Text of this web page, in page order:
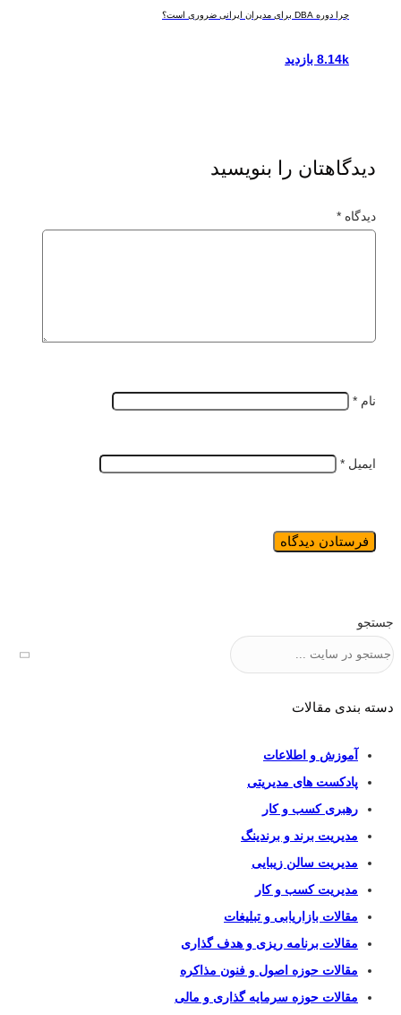
چرا دوره DBA برای مدیران ایرانی ضروری است؟
8.14k بازدید
دیدگاهتان را بنویسید
دیدگاه *
نام *
ایمیل *
جستجو
دسته بندی مقالات
آموزش و اطلاعات
پادکست های مدیریتی
رهبری کسب و کار
مدیریت برند و برندینگ
مدیریت سالن زیبایی
مدیریت کسب و کار
مقالات بازاریابی و تبلیغات
مقالات برنامه ریزی و هدف گذاری
مقالات حوزه اصول و فنون مذاکره
مقالات حوزه سرمایه گذاری و مالی